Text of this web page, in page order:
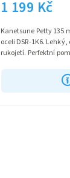
1 199 Kč
Kanetsune Petty 135
oceli DSR-1K6.
rukojetí. Perfektní